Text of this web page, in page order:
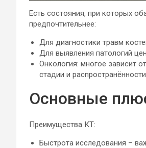
Есть состояния, при которых
предпочтительнее:
Для диагностики травм
Для выявления патологий
Онкология: многое зависит
стадии и
Основные
Преимущества КТ:
Быстрота исследования –